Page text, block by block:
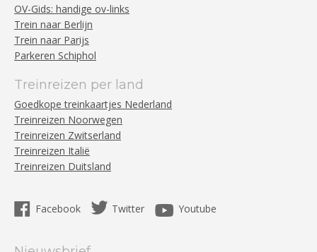
OV-Gids: handige ov-links
Trein naar Berlijn
Trein naar Parijs
Parkeren Schiphol
Treinreizen per land
Goedkope treinkaartjes Nederland
Treinreizen Noorwegen
Treinreizen Zwitserland
Treinreizen Italië
Treinreizen Duitsland
Facebook Twitter Youtube